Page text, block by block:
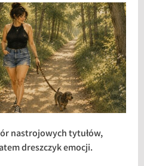
nastrojowych tytułów,
dreszczyk emocji.